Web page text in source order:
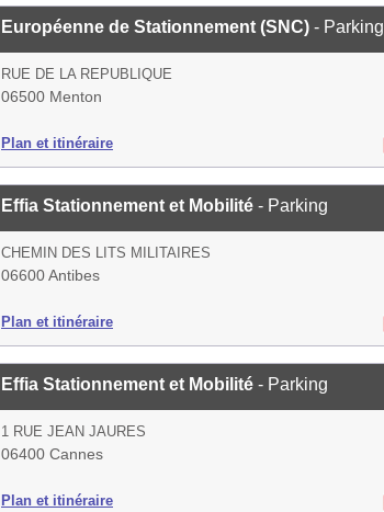
Européenne de Stationnement (SNC) - Parking
RUE DE LA REPUBLIQUE
06500 Menton
Plan et itinéraire
Effia Stationnement et Mobilité - Parking
CHEMIN DES LITS MILITAIRES
06600 Antibes
Plan et itinéraire
Effia Stationnement et Mobilité - Parking
1 RUE JEAN JAURES
06400 Cannes
Plan et itinéraire